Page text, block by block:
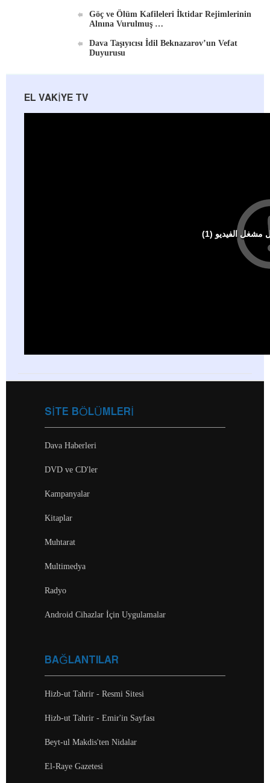
Göç ve Ölüm Kafileleri İktidar Rejimlerinin
Alnına Vurulmuş …
Dava Taşıyıcısı İdil Beknazarov’un Vefat
Duyurusu
EL VAKIYE TV
SİTE BÖLÜMLERİ
Dava Haberleri
DVD ve CD'ler
Kampanyalar
Kitaplar
Muhtarat
Multimedya
Radyo
Android Cihazlar İçin Uygulamalar
BAĞLANTILAR
Hizb-ut Tahrir - Resmi Sitesi
Hizb-ut Tahrir - Emir'in Sayfası
Beyt-ul Makdis'ten Nidalar
El-Raye Gazetesi